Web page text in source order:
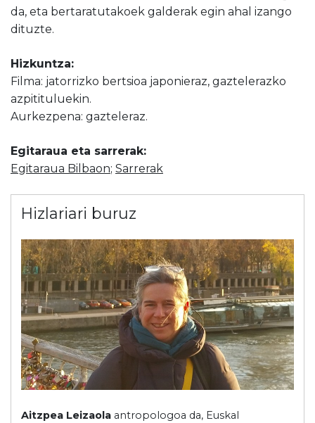
da, eta bertaratutakoek galderak egin ahal izango
dituzte.
Hizkuntza:
Filma: jatorrizko bertsioa japonieraz, gaztelerazko
azpitituluekin.
Aurkezpena: gazteleraz.
Egitaraua eta sarrerak:
Egitaraua Bilbaon; Sarrerak
Hizlariari buruz
Aitzpea Leizaola antropologoa da, Euskal